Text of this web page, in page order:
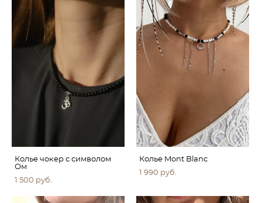
Колье чокер с символом
Ом
1 500 pуб.
Колье Mont Blanc
1 990 pуб.